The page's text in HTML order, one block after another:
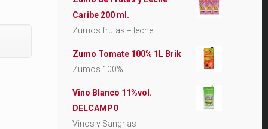
Caribe 200 ml.
Zumos frutas + leche
Zumo Tomate 100% 1L Brik
Zumos 100%
Vino Blanco 11%vol.
DELCAMPO
Vinos y Sangrias